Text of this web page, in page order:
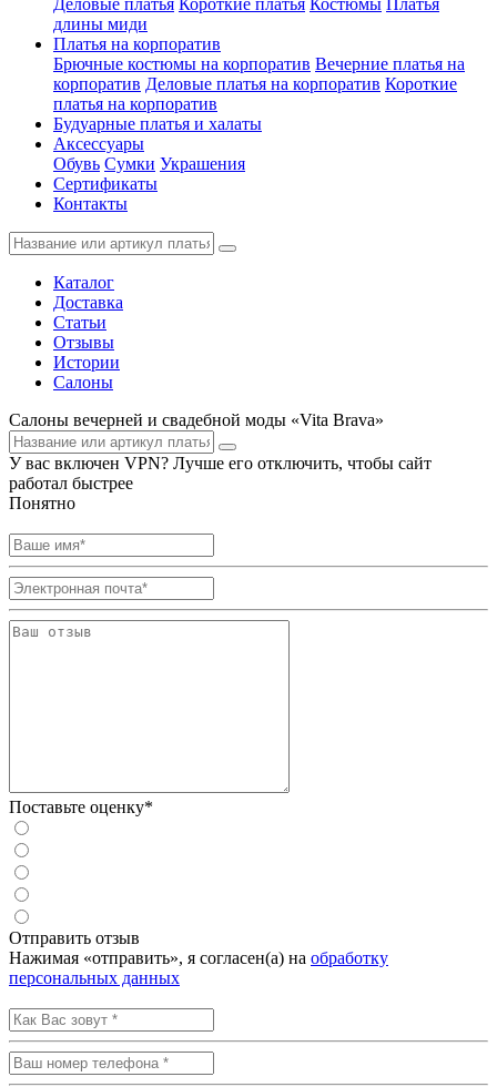
Деловые платья Короткие платья Костюмы Платья
длины миди
Платья на корпоратив
Брючные костюмы на корпоратив Вечерние платья на
корпоратив Деловые платья на корпоратив Короткие
платья на корпоратив
Будуарные платья и халаты
Аксессуары
Обувь Сумки Украшения
Сертификаты
Контакты
Каталог
Доставка
Статьи
Отзывы
Истории
Салоны
Салоны вечерней и свадебной моды «Vita Brava»
У вас включен VPN? Лучше его отключить, чтобы сайт
работал быстрее
Понятно
Поставьте оценку*
Отправить отзыв
Нажимая «отправить», я согласен(а) на обработку
персональных данных